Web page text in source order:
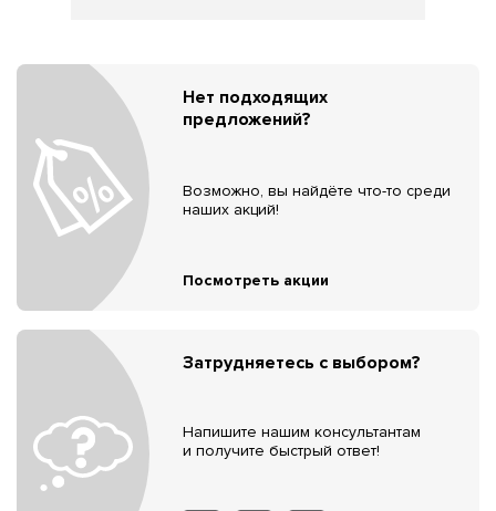
Нет подходящих
предложений?
Возможно, вы найдёте что-то среди
наших акций!
Посмотреть акции
Затрудняетесь с выбором?
Напишите нашим консультантам
и получите быстрый ответ!